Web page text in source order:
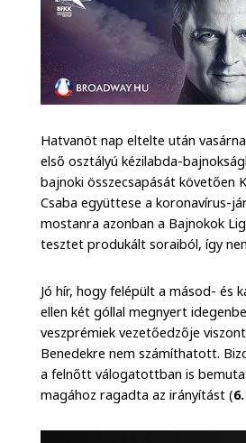
Hatvanöt nap eltelte után
első osztályú kézilabda-
bajnoki összecsapását követően
Csaba együttese a koronavírus-
mostanra azonban a Bajnokok
tesztet produkált soraiból, így
Jó hír, hogy felépült a másod- és
ellen két góllal megnyert
veszprémiek vezetőedzője
Benedekre nem számíthatott.
a felnőtt válogatottban is
magához ragadta az irányítást (